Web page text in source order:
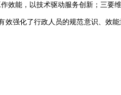
效能，以技术驱动服务创新；三要
强化了行政人员的规范意识、效